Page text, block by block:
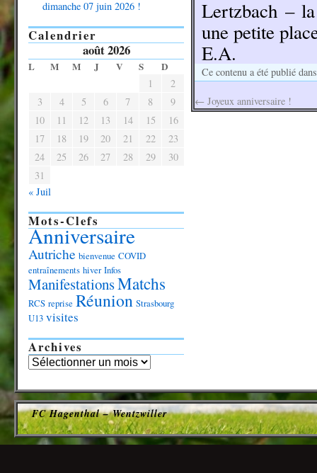
Lertzbach –
une petite
E.A.
Ce contenu a été publié
← Joyeux anniversaire !
dimanche 07 juin 2026 !
Calendrier
août 2026
L M M J V S D
1
2
3
4 5 6 7 8
9
10
11 12 13 14 15
16
17
18 19 20 21 22
23
24
25 26 27 28 29
30
31
« Juil
Mots-Clefs
Anniversaire
Autriche bienvenue COVID
entraînements hiver Infos
ManifestationsMatchs
RCS reprise Réunion Strasbourg
U13 visites
Archives
FC Hagenthal – Wentzwiller